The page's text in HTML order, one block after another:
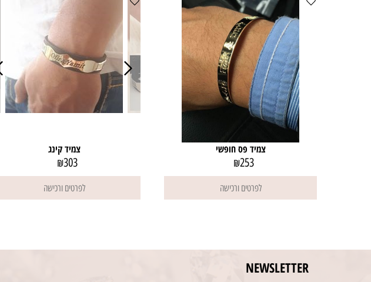
צמיד פס חופשי
₪253
לפרטים ורכישה
צמיד קינג
₪303
לפרטים ורכישה
NEWSLETTER